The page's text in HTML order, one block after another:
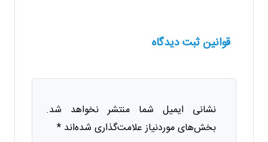
قوانین ثبت دیدگاه
نشانی ایمیل شما منتشر نخواهد شد.
بخش‌های موردنیاز علامت‌گذاری شده‌اند *